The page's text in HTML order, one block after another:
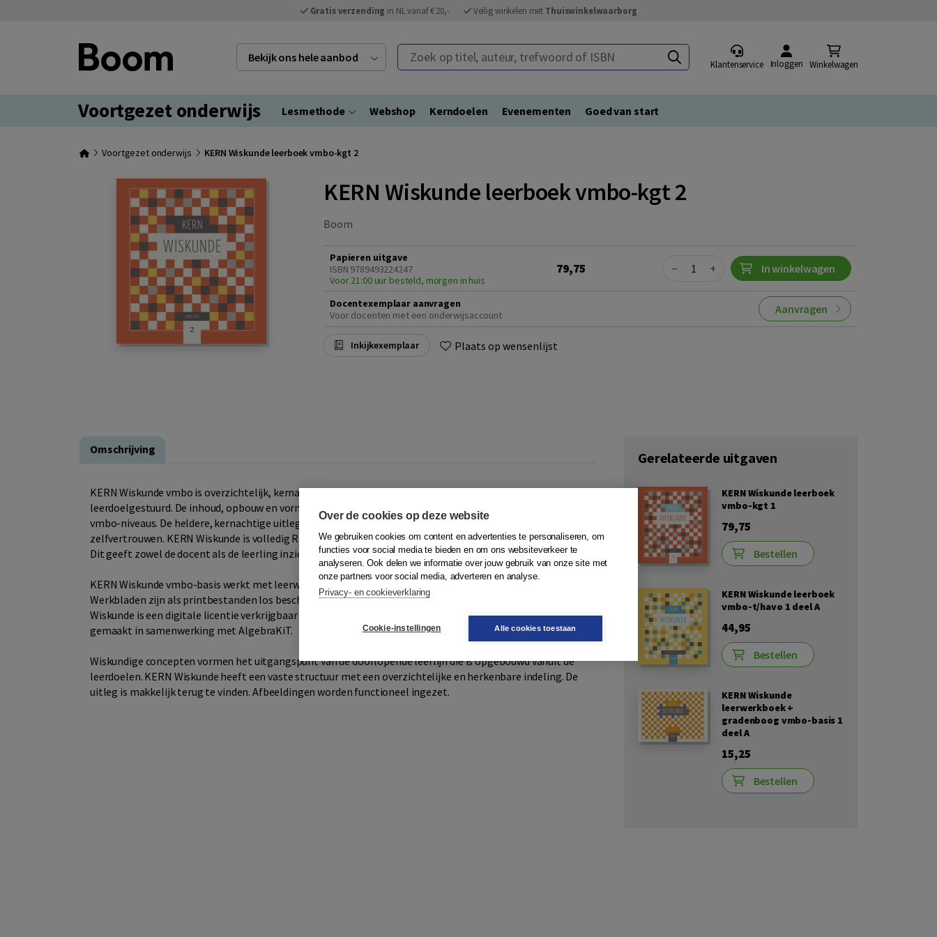
Gratis verzending in NL vanaf € 20,- Veilig winkelen met Thuiswinkelwaarborg
Bekijk ons hele aanbod Zoek op titel, auteur, trefwoord of ISBN
Klantenservice Inloggen Winkelwagen
Voortgezet onderwijs Lesmethode Webshop Kerndoelen Evenementen Goed van start
Voortgezet onderwijs KERN Wiskunde leerboek vmbo-kgt 2
KERN Wiskunde leerboek vmbo-kgt 2
Boom
Papieren uitgave
ISBN 9789493224247
Voor 21:00 uur besteld, morgen in huis
79,75 Quantity
− + In winkelwagen
Docentexemplaar aanvragen
Voor docenten met een onderwijsaccount
Aanvragen
Inkijkexemplaar Plaats op wensenlijst
Omschrijving
KERN Wiskunde vmbo is overzichtelijk, kernachtig en doelgericht. KERN Wiskunde is volledig
leerdoelgestuurd. De inhoud, opbouw en vormgeving van de boeken zijn afgestemd op de verschillende
vmbo-niveaus. De heldere, kernachtige uitleg en de overzichtelijke structuur geeft leerlingen
zelfvertrouwen. KERN Wiskunde is volledig RTTI-gecertificeerd. Alle opdrachten hebben een RTTI-label.
Dit geeft zowel de docent als de leerling inzicht in het leerproces en biedt differentiatiemogelijkheden.
KERN Wiskunde vmbo-basis werkt met leerwerkboeken, vmbo-kgt en -t/havo werken met leerboeken.
Werkbladen zijn als printbestanden los beschikbaar of optioneel in boekvorm leverbaar. Bij KERN
Wiskunde is een digitale licentie verkrijgbaar met uitlegvideo's en gerandomiseerde opdrachten,
gemaakt in samenwerking met AlgebraKiT.
Wiskundige concepten vormen het uitgangspunt van de doorlopende leerlijn die is opgebouwd vanuit de
leerdoelen. KERN Wiskunde heeft een vaste structuur met een overzichtelijke en herkenbare indeling. De
uitleg is makkelijk terug te vinden. Afbeeldingen worden functioneel ingezet.
Gerelateerde uitgaven
KERN Wiskunde leerboek
vmbo-kgt 1
79,75
Bestellen
KERN Wiskunde leerboek
vmbo-t/havo 1 deel A
44,95
Bestellen
KERN Wiskunde
leerwerkboek +
gradenboog vmbo-basis 1
deel A
15,25
Bestellen
Over de cookies op deze website
We gebruiken cookies om content en advertenties te personaliseren, om
functies voor social media te bieden en om ons websiteverkeer te
analyseren. Ook delen we informatie over jouw gebruik van onze site met
onze partners voor social media, adverteren en analyse.
Privacy- en cookieverklaring
Cookie-instellingen Alle cookies toestaan